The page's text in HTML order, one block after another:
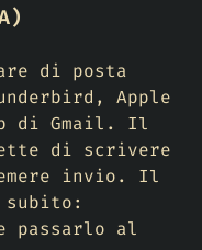
di posta
Apple
di Gmail. Il
di scrivere
invio. Il
passarlo al